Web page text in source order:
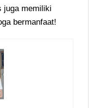
juga memiliki
bermanfaat!